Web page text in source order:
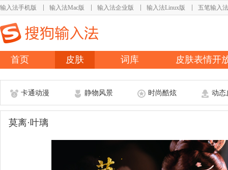
输入法手机版 输入法Mac版 输入法企业版 输入法Linux版 五笔输入法
首页 皮肤 词库 皮肤表情开
卡通动漫 静物风景 时尚酷炫 动态
莫离·叶璃